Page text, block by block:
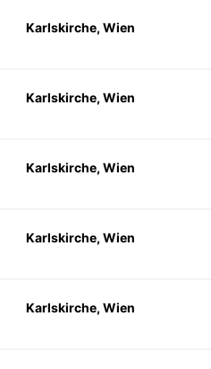
Karlskirche, Wien
Karlskirche, Wien
Karlskirche, Wien
Karlskirche, Wien
Karlskirche, Wien